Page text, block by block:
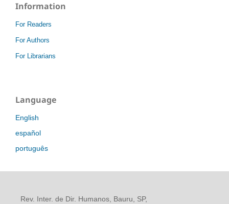
Information
For Readers
For Authors
For Librarians
Language
English
español
português
Rev. Inter. de Dir. Humanos, Bauru, SP,